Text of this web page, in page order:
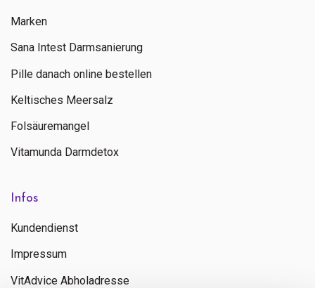
Marken
Sana Intest Darmsanierung
Pille danach online bestellen
Keltisches Meersalz
Folsäuremangel
Vitamunda Darmdetox
Infos
Kundendienst
Impressum
VitAdvice Abholadresse